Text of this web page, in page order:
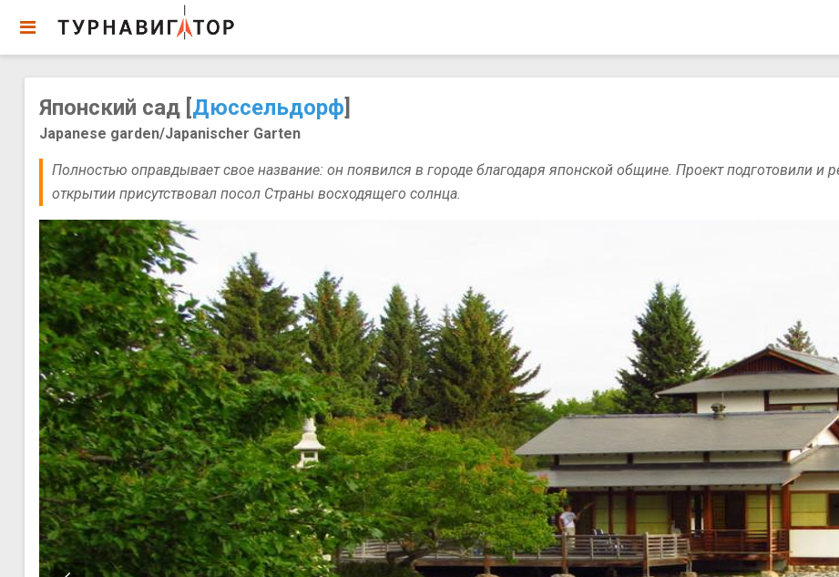
Японский сад [Дюссельдорф]
Japanese garden/Japanischer Garten
Полностью оправдывает свое название: он появился в городе благодаря японской общине. Проект подготовили и
открытии присутствовал посол Страны восходящего солнца.